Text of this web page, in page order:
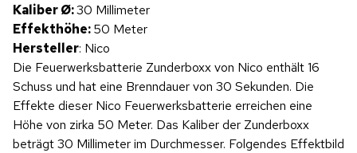
Kaliber Ø:30 Millimeter
Effekthöhe:50 Meter
Hersteller: Nico
Die Feuerwerksbatterie Zunderboxx von Nico enthält 16
Schuss und hat eine Brenndauer von 30 Sekunden. Die
Effekte dieser Nico Feuerwerksbatterie erreichen eine
Höhe von zirka 50 Meter. Das Kaliber der Zunderboxx
beträgt 30 Millimeter im Durchmesser. Folgendes Effektbild